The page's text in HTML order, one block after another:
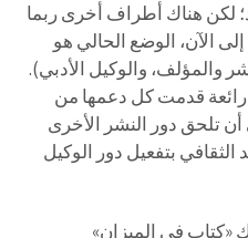
لكن هناك أطراف أخرى ربما
الآن، الوضع الحالي هو
والمؤلف، والوكيل الأدبي).
قدمت كل دعمها من
تلحق دور النشر الأخرى
بتفعيل دور الوكيل
«كتاب في الميزان»